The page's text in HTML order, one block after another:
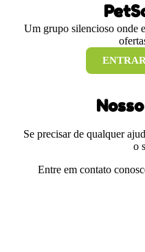
Um grupo silencioso onde
Se precisar de qualquer
o
Entre em contato